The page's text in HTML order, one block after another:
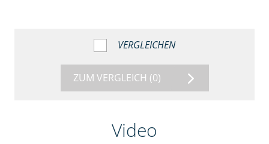
VERGLEICHEN
ZUM VERGLEICH (0)
Video